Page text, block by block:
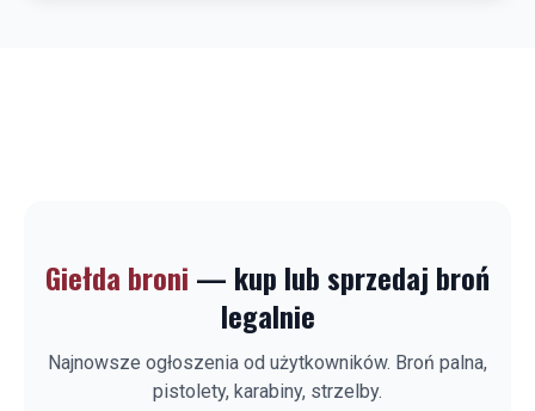
Giełda broni — kup lub sprzedaj broń
legalnie
Najnowsze ogłoszenia od użytkowników. Broń palna,
pistolety, karabiny, strzelby.